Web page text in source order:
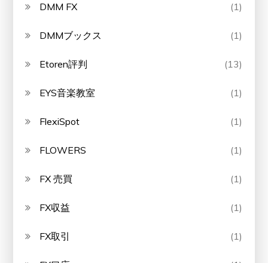
DMM FX (1)
DMMブックス (1)
Etoren評判 (13)
EYS音楽教室 (1)
FlexiSpot (1)
FLOWERS (1)
FX 売買 (1)
FX収益 (1)
FX取引 (1)